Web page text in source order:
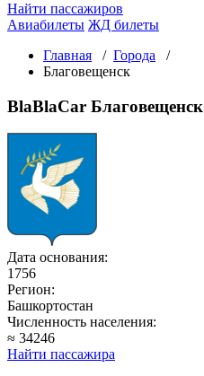
Найти пассажиров
Авиабилеты ЖД билеты
Главная / Города /
Благовещенск
BlaBlaCar Благовещенск
Дата основания:
1756
Регион:
Башкортостан
Численность населения:
≈ 34246
Найти пассажира